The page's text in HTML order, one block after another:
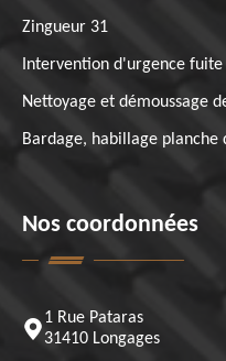
Zingueur 31
Intervention d'urgence
Nettoyage et démoussage
Bardage, habillage planche
Nos coordonnées
1 Rue Pataras
31410 Longages